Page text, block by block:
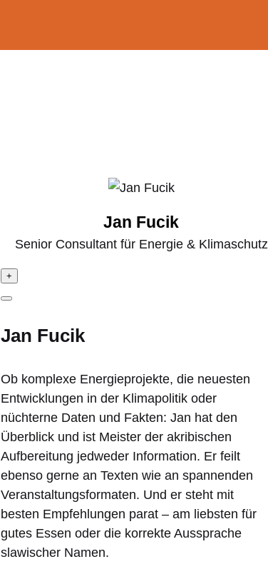
Jan Fucik
Senior Consultant für Energie & Klimaschutz
+
Jan Fucik
Ob komplexe Energieprojekte, die neuesten
Entwicklungen in der Klimapolitik oder
nüchterne Daten und Fakten: Jan hat den
Überblick und ist Meister der akribischen
Aufbereitung jedweder Information. Er feilt
ebenso gerne an Texten wie an spannenden
Veranstaltungsformaten. Und er steht mit
besten Empfehlungen parat – am liebsten für
gutes Essen oder die korrekte Aussprache
slawischer Namen.